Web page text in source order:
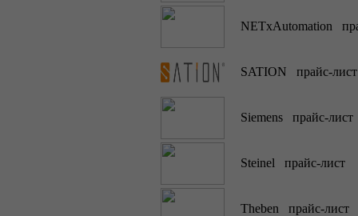
NETxAutomation
SATION прайс-лист
Siemens прайс-лист
Steinel прайс-лист
Theben прайс-лист